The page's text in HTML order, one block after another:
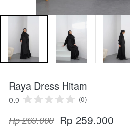
Raya Dress Hitam
0.0 (0)
Rp 269.000 Rp 259.000